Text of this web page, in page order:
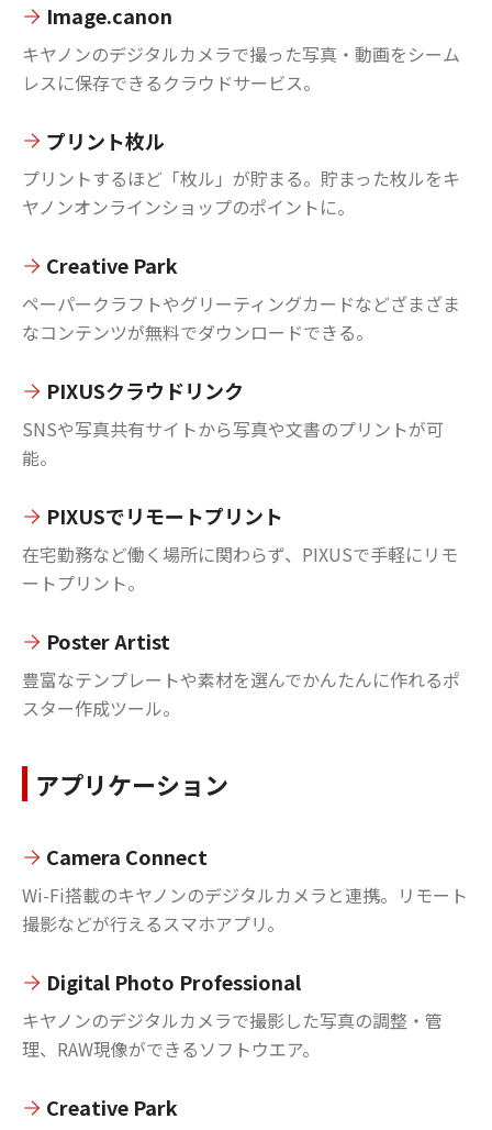
Image.canon
キヤノンのデジタルカメラで撮った写真・動画をシーム
レスに保存できるクラウドサービス。
プリント枚ル
プリントするほど「枚ル」が貯まる。貯まった枚ルをキ
ヤノンオンラインショップのポイントに。
Creative Park
ペーパークラフトやグリーティングカードなどざまざま
なコンテンツが無料でダウンロードできる。
PIXUSクラウドリンク
SNSや写真共有サイトから写真や文書のプリントが可
能。
PIXUSでリモートプリント
在宅勤務など働く場所に関わらず、PIXUSで手軽にリモ
ートプリント。
Poster Artist
豊富なテンプレートや素材を選んでかんたんに作れるポ
スター作成ツール。
アプリケーション
Camera Connect
Wi-Fi搭載のキヤノンのデジタルカメラと連携。リモート
撮影などが行えるスマホアプリ。
Digital Photo Professional
キヤノンのデジタルカメラで撮影した写真の調整・管
理、RAW現像ができるソフトウエア。
Creative Park